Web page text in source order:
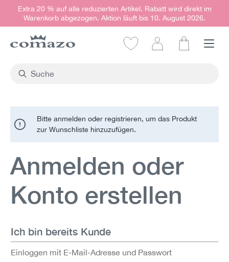
springen
Extra 20 % auf alle reduzierten Artikel. Rabatt wird direkt im
Warenkorb abgezogen. Aktion läuft bis 10. August 2026.
Bitte anmelden oder registrieren, um das Produkt
zur Wunschliste hinzuzufügen.
Anmelden oder
Konto erstellen
Ich bin bereits Kunde
Einloggen mit E-Mail-Adresse und Passwort